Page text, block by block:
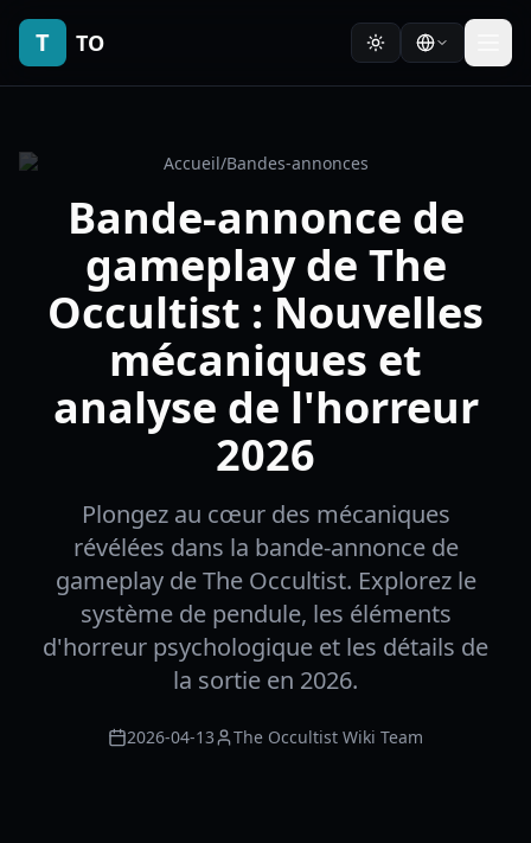
T TO
Accueil/Bandes-annonces
Bande-annonce de
gameplay de The
Occultist : Nouvelles
mécaniques et
analyse de l'horreur
2026
Plongez au cœur des mécaniques
révélées dans la bande-annonce de
gameplay de The Occultist. Explorez le
système de pendule, les éléments
d'horreur psychologique et les détails de
la sortie en 2026.
2026-04-13 The Occultist Wiki Team